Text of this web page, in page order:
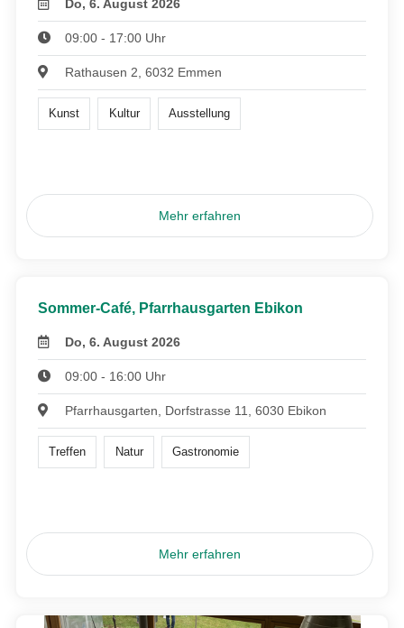
Do, 6. August 2026
09:00 - 17:00 Uhr
Rathausen 2, 6032 Emmen
Kunst Kultur Ausstellung
Mehr erfahren
Sommer-Café, Pfarrhausgarten Ebikon
Do, 6. August 2026
09:00 - 16:00 Uhr
Pfarrhausgarten, Dorfstrasse 11, 6030 Ebikon
Treffen Natur Gastronomie
Mehr erfahren